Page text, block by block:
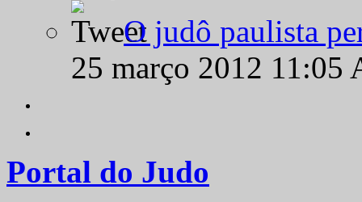
O judô paulista
25 março 2012
Portal do Judo